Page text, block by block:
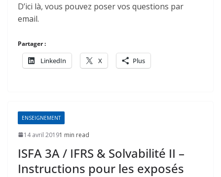
D’ici là, vous pouvez poser vos questions par
email.
Partager :
LinkedIn X Plus
ENSEIGNEMENT
14 avril 20191 min read
ISFA 3A / IFRS & Solvabilité II –
Instructions pour les exposés